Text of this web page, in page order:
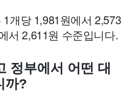
개당 1,981원에서 2,573
서 2,611원 수준입니다.
정부에서 어떤 대
까?